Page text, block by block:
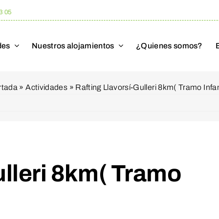
05
Nuestros alojamientos ¿Quienes somos?
»Actividades » Rafting Llavorsí-Gulleri 8km( Tramo
8km( Tramo